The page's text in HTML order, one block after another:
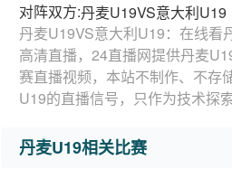
对阵双方:丹麦U19VS意大利U19
丹麦U19VS意大利U19：在线看
高清直播，24直播网提供丹麦
赛直播视频，本站不制作、不存
U19的直播信号，只作为技术探
丹麦U19相关比赛